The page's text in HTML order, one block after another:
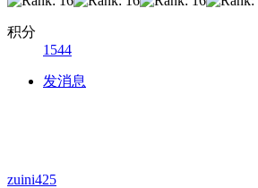
积分
1544
发消息
zuini425